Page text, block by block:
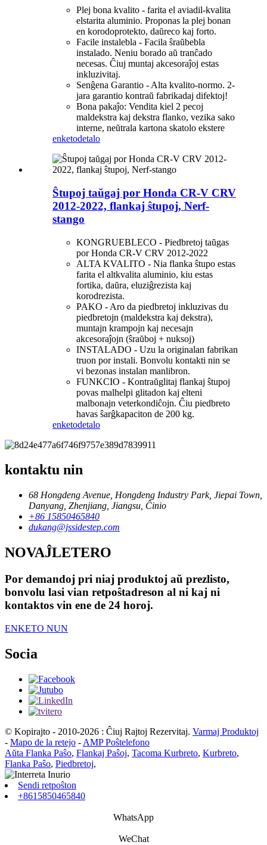
Plej bona kvalito - farita el aviadil-kvalita
elstarita aluminio. Proponas la plej bonan
en korodoprotekto, daŭreco kaj forto.
Facile instalebla - Facila ŝraŭbebla
instalado. Neniu borado aŭ tranĉado
necesas. Ĉiuj muntaj akcesoraĵoj estas
inkluzivitaj.
Senĝena Garantio - Alta kvalito-normo. 2-
jara garantio kontraŭ fabrikadaj difektoj!
Bona pakaĵo: Vendita kiel 2 pecoj
maldekstra kaj dekstra flanko, vezika sako
interne, neŭtrala kartona skatolo ekstere
enketodetalo
Ŝtupoj taŭgaj por Honda CR-V CRV
2012-2022, flankaj ŝtupoj, Nerf-
stango
KONGRUEBLECO - Piedbretoj taŭgas
por Honda CR-V CRV 2012-2022
ALTA KVALITO - Nia flanka ŝtupo estas
farita el altkvalita aluminio, kiu estas
fortika, daŭra, eluziĝrezista kaj
korodrezista.
PAKO - Aro da piedbretoj inkluzivas du
piedbretojn (maldekstra kaj dekstra),
muntajn krampojn kaj necesajn
akcesoraĵojn (ŝraŭboj + nuksoj)
INSTALADO - Uzu la originalan fabrikan
truon por instali. Bonvolu kontakti nin se
vi bezonas instalan manlibron.
FUNKCIO - Kontraŭglitaj flankaj ŝtupoj
povas malhelpi glitadon kaj elteni
malbonajn veterkondiĉojn. Ĉiu piedbreto
havas ŝarĝkapaciton de 200 kg.
enketodetalo
kontaktu nin
68 Hongdeng Avenue, Hongdeng Industry Park, Jiepai Town,
Danyang, Zhenjiang, Jiangsu, Ĉinio
+86 15850465840
dukang@jssidestep.com
NOVAĴLETERO
Por demandoj pri niaj produktoj aŭ prezlisto,
bonvolu lasi vian retpoŝtadreson al ni kaj ni
kontaktos vin ene de 24 horoj.
ENKETO NUN
Socia
© Kopirajto - 2010-2026 : Ĉiuj Rajtoj Rezervitaj. Varmaj Produktoj
- Mapo de la retejo - AMP Poŝtelefono
Aŭta Flanka Paŝo, Flankaj Paŝoj, Tacoma Kurbreto, Kurbreto,
Flanka Paŝo, Piedbretoj,
Sendi retpoŝton
+8615850465840
WhatsApp
WeChat